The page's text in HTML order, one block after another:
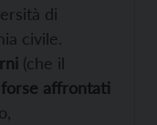
di
civile.
(che il
affrontati